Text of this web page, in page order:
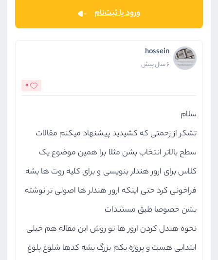
ورود یا ثبت‌نام
hossein
6 سال پیش
0
سلام
تشکر از زحمتی که کشیدید پیشنهاد میکنم مقالات
سطح بالاتر انتخاب بشن مثلا برا همین موضوع یک
کلاس برای ارور هندلر بنویسی و برای کلیه روت ها بشه
فراخونی کرد حتی اینکه ارور هندلر ها اصولی تر نوشته
بشن خصوصا طبق مستندات
نحوه هندل کردن ارور ها تو روش این مقاله هم خیلی
ابتدایی هست و پروژه یکم بزرگ بشه کدها شلوغ پلوغ